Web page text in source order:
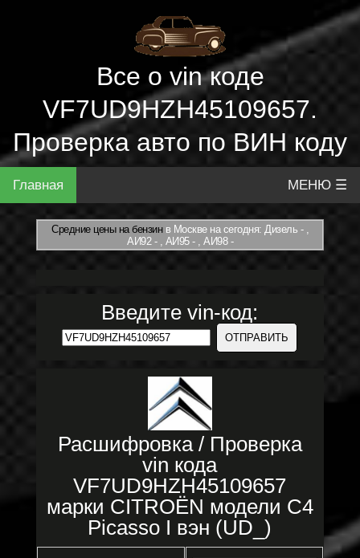
Все о vin коде
VF7UD9HZH45109657.
Проверка авто по ВИН коду
Главная МЕНЮ ☰
Средние цены на бензинв Москве на сегодня: Дизель - ,
АИ92 - , АИ95 - , АИ98 -
Введите vin-код:
Расшифровка / Проверка
vin кода
VF7UD9HZH45109657
марки CITROËN модели C4
Picasso I вэн (UD_)